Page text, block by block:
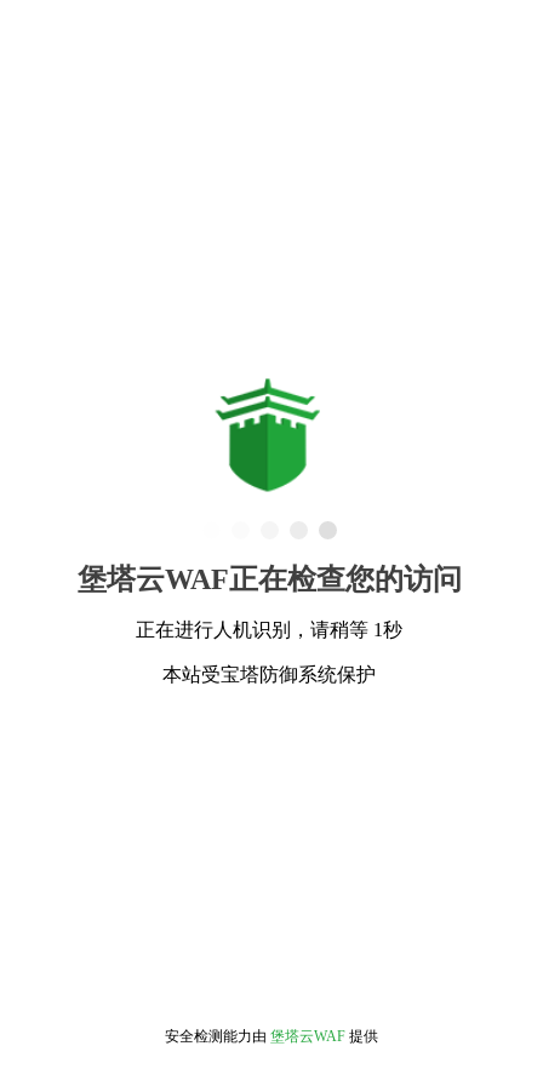
堡塔云WAF正在检查您的访问
正在进行人机识别，请稍等 1秒
本站受宝塔防御系统保护
安全检测能力由 堡塔云WAF 提供